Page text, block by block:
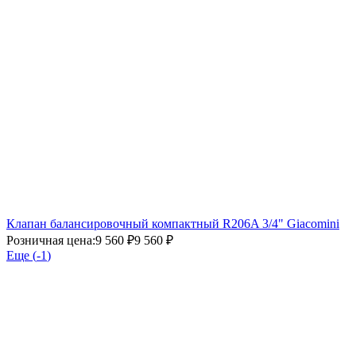
Клапан балансировочный компактный R206A 3/4" Giacomini
Розничная цена:9 560 ₽9 560 ₽
Еще (-1)